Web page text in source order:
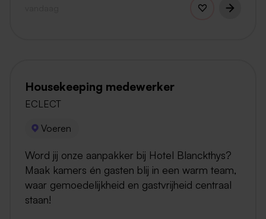
Housekeeping medewerker
ECLECT
Voeren
Word jij onze aanpakker bij Hotel Blanckthys?
Maak kamers én gasten blij in een warm team,
waar gemoedelijkheid en gastvrijheid centraal
staan!